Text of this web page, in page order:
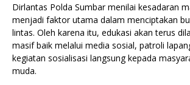
Dirlantas Polda Sumbar menilai kesadaran
menjadi faktor utama dalam menciptakan
lintas. Oleh karena itu, edukasi akan terus
masif baik melalui media sosial, patroli
kegiatan sosialisasi langsung kepada
muda.